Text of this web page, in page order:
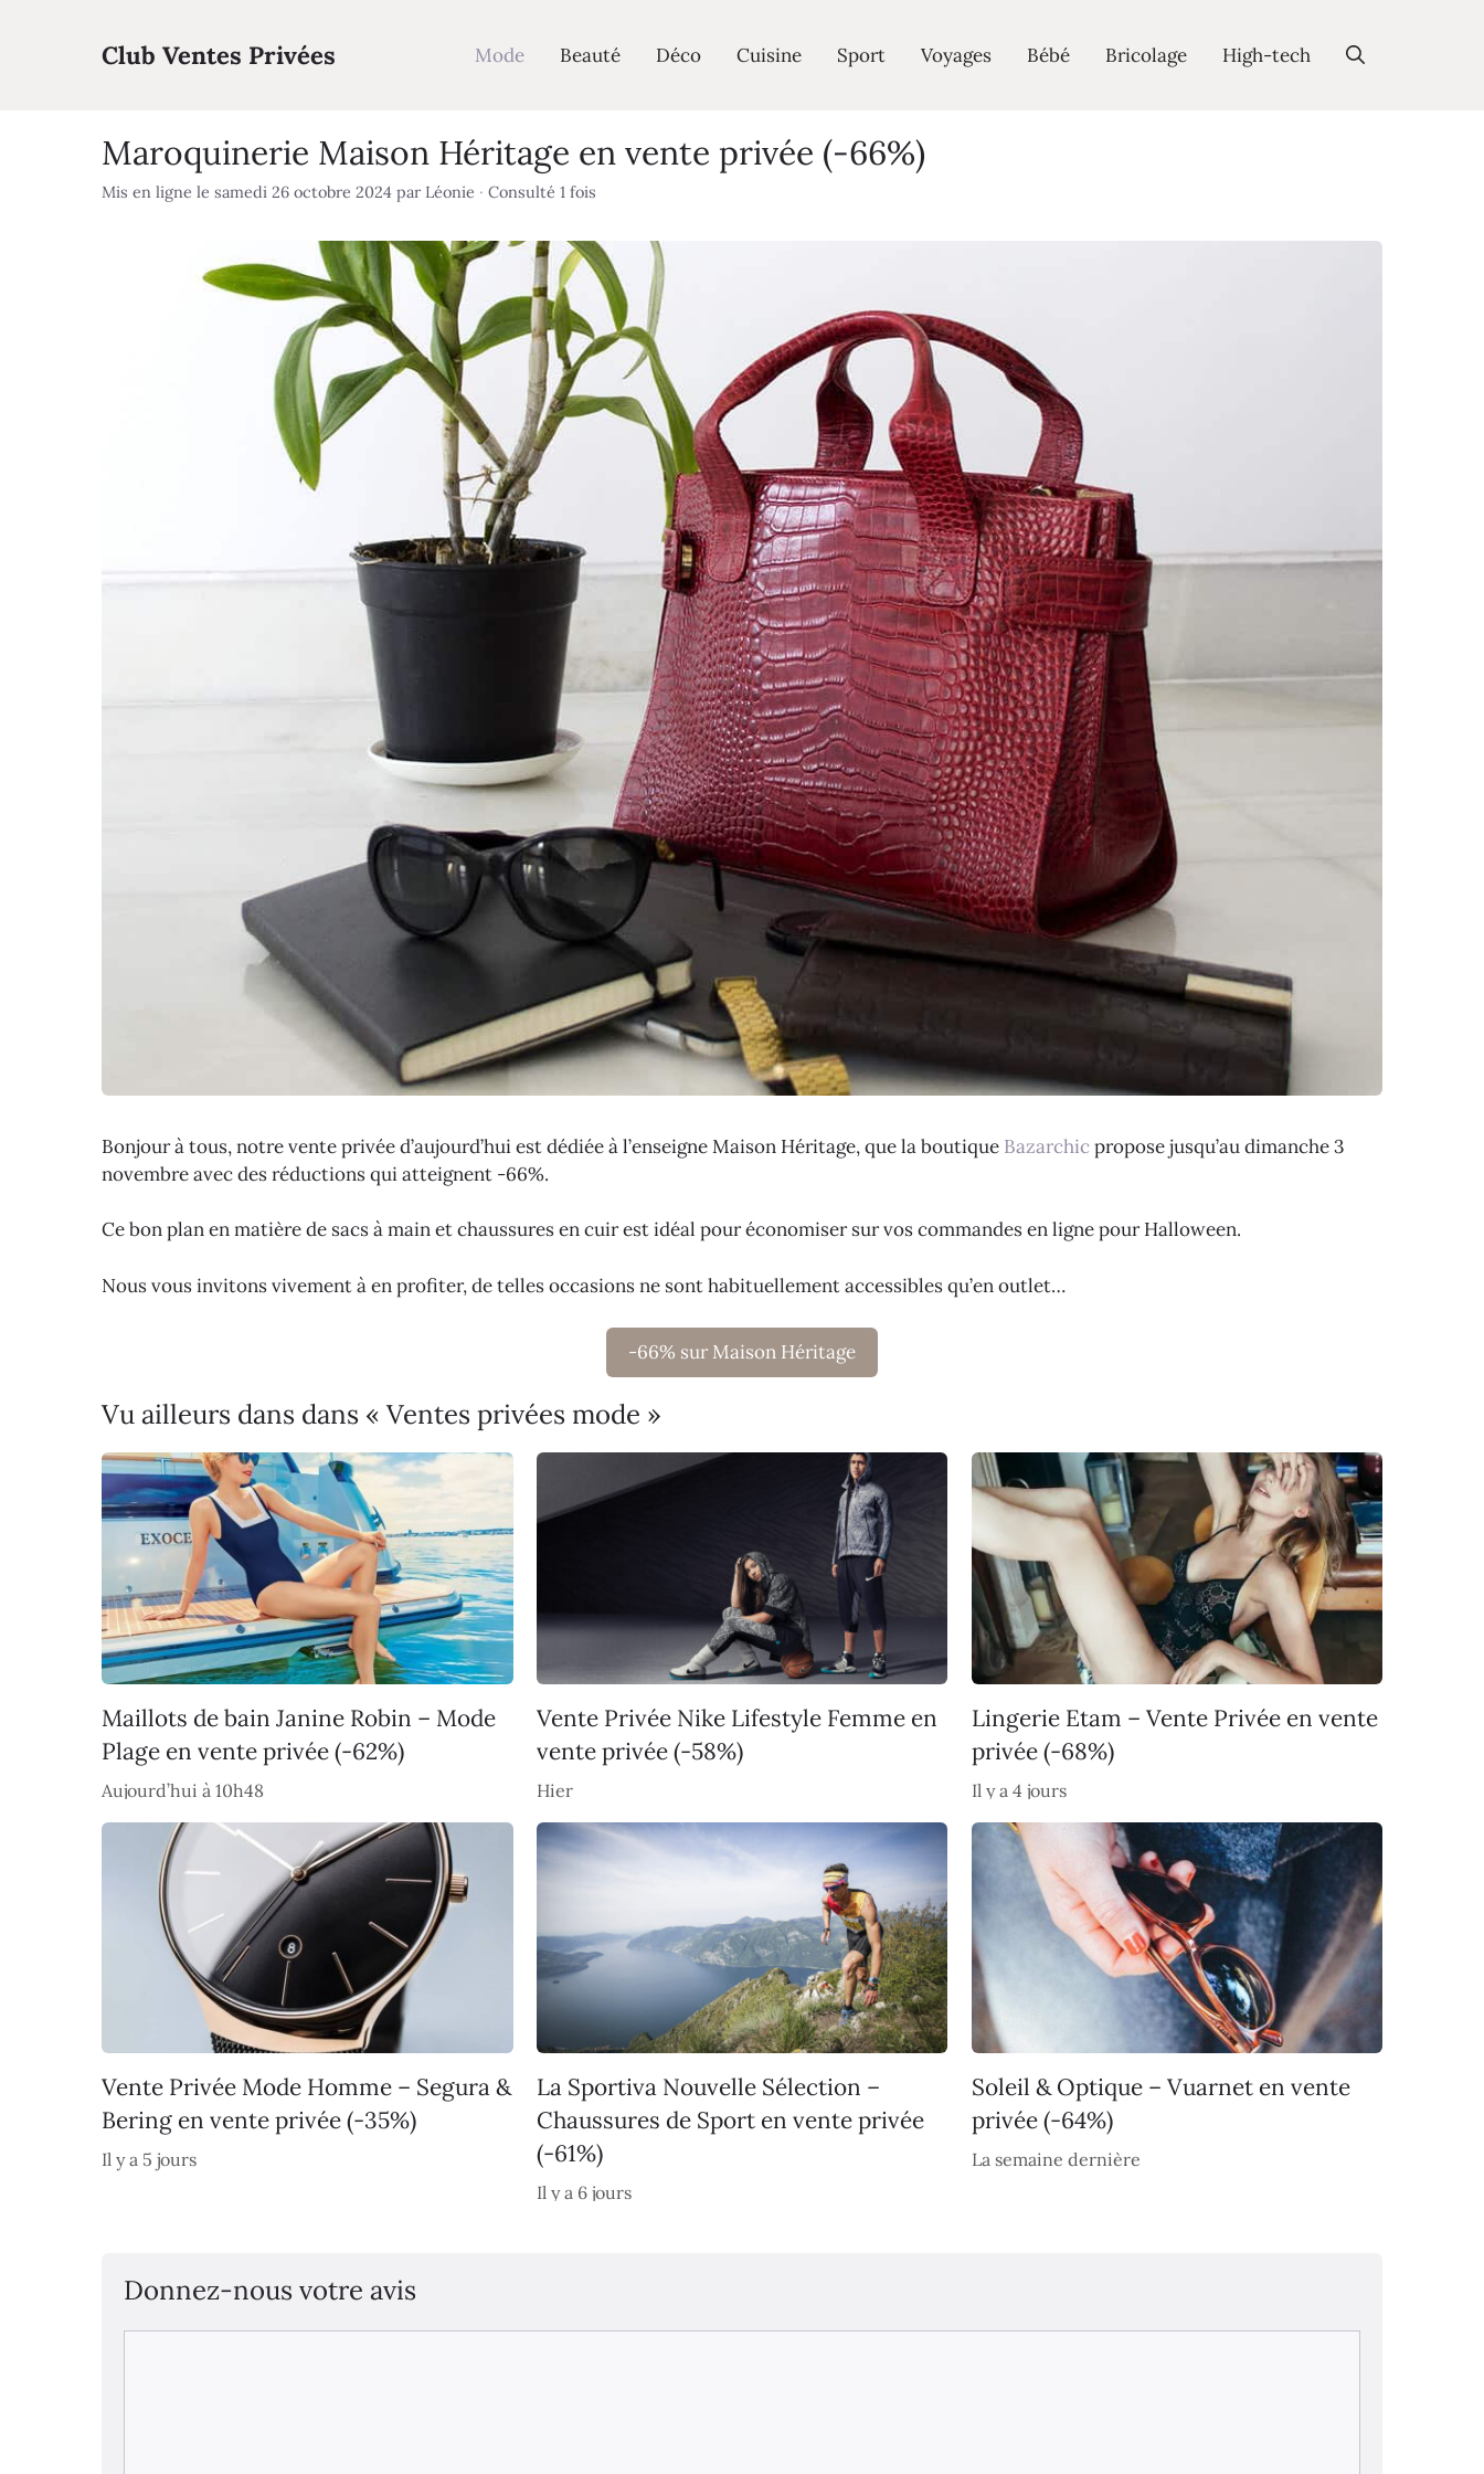
Club Ventes Privées Mode Beauté Déco Cuisine Sport Voyages Bébé Bricolage High-tech
Maroquinerie Maison Héritage en vente privée (-66%)
Mis en ligne le samedi 26 octobre 2024 par Léonie · Consulté 1 fois
Bonjour à tous, notre vente privée d’aujourd’hui est dédiée à l’enseigne Maison Héritage, que la boutique Bazarchicpropose jusqu’au dimanche 3
novembre avec des réductions qui atteignent -66%.
Ce bon plan en matière de sacs à main et chaussures en cuir est idéal pour économiser sur vos commandes en ligne pour Halloween.
Nous vous invitons vivement à en profiter, de telles occasions ne sont habituellement accessibles qu’en outlet…
-66% sur Maison Héritage
Vu ailleurs dans dans « Ventes privées mode »
Maillots de bain Janine Robin – Mode
Plage en vente privée (-62%)
Aujourd’hui à 10h48
Vente Privée Nike Lifestyle Femme en
vente privée (-58%)
Hier
Lingerie Etam – Vente Privée en vente
privée (-68%)
Il y a 4 jours
Vente Privée Mode Homme – Segura &
Bering en vente privée (-35%)
Il y a 5 jours
La Sportiva Nouvelle Sélection –
Chaussures de Sport en vente privée
(-61%)
Il y a 6 jours
Soleil & Optique – Vuarnet en vente
privée (-64%)
La semaine dernière
Donnez-nous votre avis